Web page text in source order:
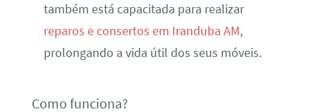
também está capacitada para realizar
reparos e consertos em Iranduba AM,
prolongando a vida útil dos seus móveis.
Como funciona?